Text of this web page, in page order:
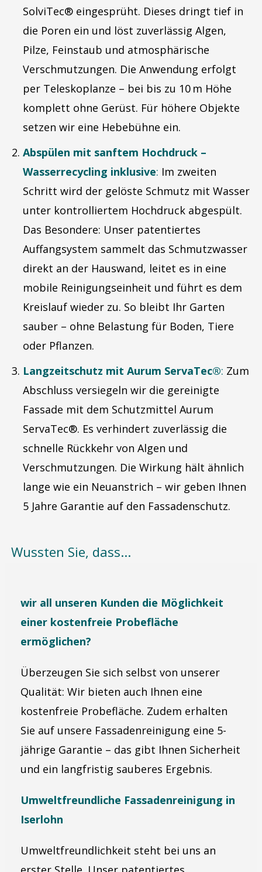
SolviTec® eingesprüht. Dieses dringt tief in
die Poren ein und löst zuverlässig Algen,
Pilze, Feinstaub und atmosphärische
Verschmutzungen. Die Anwendung erfolgt
per Teleskoplanze – bei bis zu 10 m Höhe
komplett ohne Gerüst. Für höhere Objekte
setzen wir eine Hebebühne ein.
Abspülen mit sanftem Hochdruck –
Wasserrecycling inklusive: Im zweiten
Schritt wird der gelöste Schmutz mit Wasser
unter kontrolliertem Hochdruck abgespült.
Das Besondere: Unser patentiertes
Auffangsystem sammelt das Schmutzwasser
direkt an der Hauswand, leitet es in eine
mobile Reinigungseinheit und führt es dem
Kreislauf wieder zu. So bleibt Ihr Garten
sauber – ohne Belastung für Boden, Tiere
oder Pflanzen.
Langzeitschutz mit Aurum ServaTec®: Zum
Abschluss versiegeln wir die gereinigte
Fassade mit dem Schutzmittel Aurum
ServaTec®. Es verhindert zuverlässig die
schnelle Rückkehr von Algen und
Verschmutzungen. Die Wirkung hält ähnlich
lange wie ein Neuanstrich – wir geben Ihnen
5 Jahre Garantie auf den Fassadenschutz.
Wussten Sie, dass...
wir all unseren Kunden die Möglichkeit
einer kostenfreie Probefläche
ermöglichen?
Überzeugen Sie sich selbst von unserer
Qualität: Wir bieten auch Ihnen eine
kostenfreie Probefläche. Zudem erhalten
Sie auf unsere Fassadenreinigung eine 5-
jährige Garantie – das gibt Ihnen Sicherheit
und ein langfristig sauberes Ergebnis.
Umweltfreundliche Fassadenreinigung in
Iserlohn
Umweltfreundlichkeit steht bei uns an